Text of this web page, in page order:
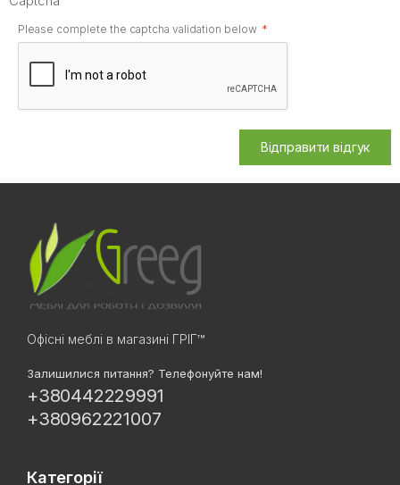
Please complete the captcha validation below
Відправити відгук
Офісні меблі в магазині ГРІГ™
Залишилися питання? Телефонуйте нам!
+380442229991
+380962221007
Категорії